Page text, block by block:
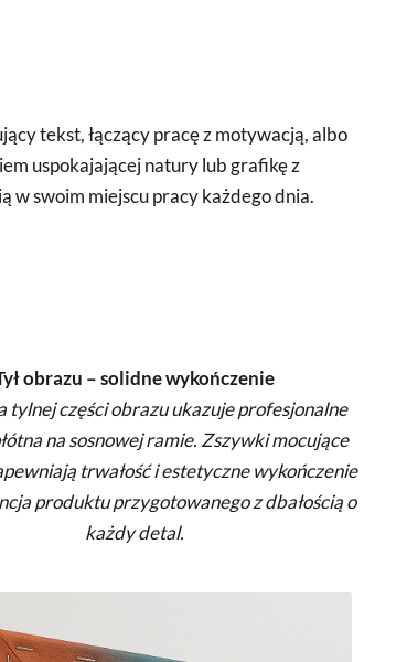
tekst, łączący pracę z motywacją, albo
uspokajającej natury lub grafikę z
w swoim miejscu pracy każdego dnia.
obrazu – solidne wykończenie
tylnej części obrazu ukazuje profesjonalne
na sosnowej ramie. Zszywki mocujące
trwałość i estetyczne wykończenie
produktu przygotowanego z dbałością o
każdy detal.